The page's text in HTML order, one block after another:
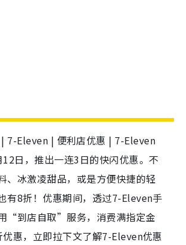
7-Eleven | 便利店优惠 | 7-Eleven
日，推出一连3日的快闪优惠。不
、冰激凌甜品，或是方便快捷的轻
有8折！优惠期间，透过7-Eleven手
“到店自取”服务，消费满指定金
惠，立即拉下文了解7-Eleven优惠